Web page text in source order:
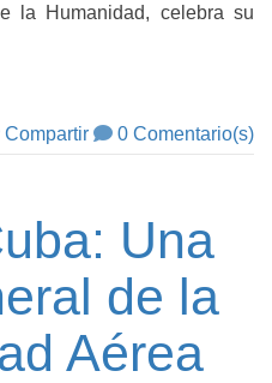
la Humanidad, celebra su
Compartir 0 Comentario(s)
Una
de la
Aérea